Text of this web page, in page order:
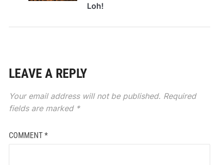
Loh!
LEAVE A REPLY
Your email address will not be published. Required
fields are marked *
COMMENT *